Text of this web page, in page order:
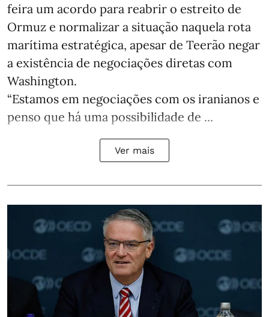
feira um acordo para reabrir o estreito de
Ormuz e normalizar a situação naquela rota
marítima estratégica, apesar de Teerão negar
a existência de negociações diretas com
Washington.
“Estamos em negociações com os iranianos e
penso que há uma possibilidade de ...
Ver mais